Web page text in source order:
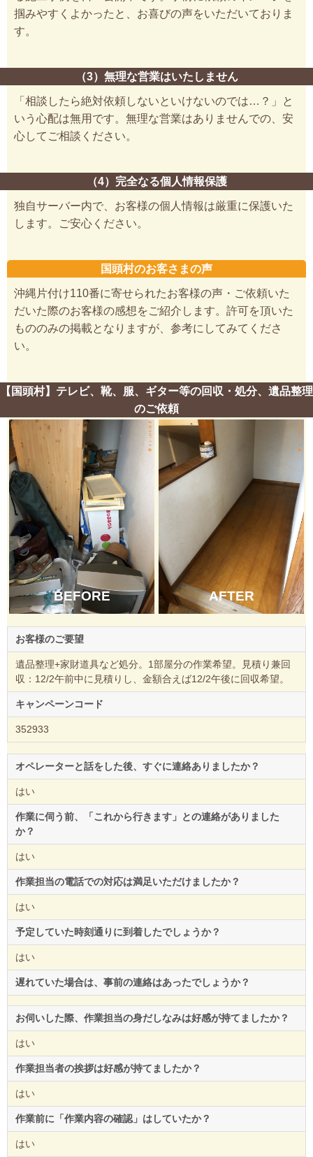
掴みやすくよかったと、お喜びの声をいただいておりま
す。
（3）無理な営業はいたしません
「相談したら絶対依頼しないといけないのでは…？」と
いう心配は無用です。無理な営業はありませんでの、安
心してご相談ください。
（4）完全なる個人情報保護
独自サーバー内で、お客様の個人情報は厳重に保護いた
します。ご安心ください。
国頭村のお客さまの声
沖縄片付け110番に寄せられたお客様の声・ご依頼いた
だいた際のお客様の感想をご紹介します。許可を頂いた
もののみの掲載となりますが、参考にしてみてくださ
い。
【国頭村】テレビ、靴、服、ギター等の回収・処分、遺品整理
のご依頼
BEFORE AFTER
お客様のご要望
遺品整理+家財道具など処分。1部屋分の作業希望。見積り兼回
収：12/2午前中に見積りし、金額合えば12/2午後に回収希望。
キャンペーンコード
352933
オペレーターと話をした後、すぐに連絡ありましたか？
はい
作業に伺う前、「これから行きます」との連絡がありました
か？
はい
作業担当の電話での対応は満足いただけましたか？
はい
予定していた時刻通りに到着したでしょうか？
はい
遅れていた場合は、事前の連絡はあったでしょうか？
お伺いした際、作業担当の身だしなみは好感が持てましたか？
はい
作業担当者の挨拶は好感が持てましたか？
はい
作業前に「作業内容の確認」はしていたか？
はい